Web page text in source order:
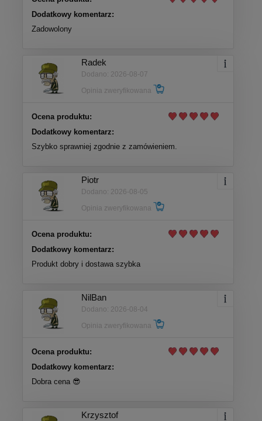
Dodatkowy komentarz:
Zadowolony
Radek
Dodano: 2026-08-07
Opinia zweryfikowana
Ocena produktu:
Dodatkowy komentarz:
Szybko sprawniej zgodnie z zamówieniem.
Piotr
Dodano: 2026-08-05
Opinia zweryfikowana
Ocena produktu:
Dodatkowy komentarz:
Produkt dobry i dostawa szybka
NilBan
Dodano: 2026-08-04
Opinia zweryfikowana
Ocena produktu:
Dodatkowy komentarz:
Dobra cena 😎
Krzysztof